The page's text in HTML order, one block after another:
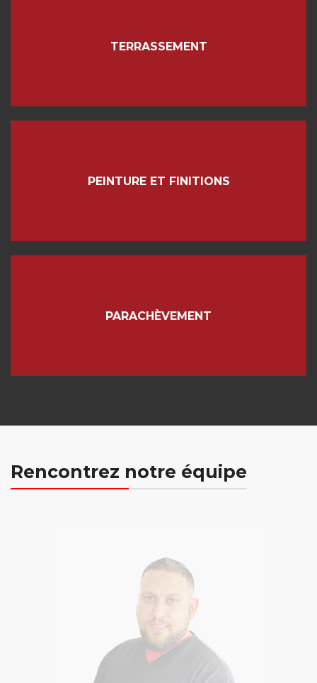
TERRASSEMENT
PEINTURE ET FINITIONS
PARACHÈVEMENT
Rencontrez notre équipe